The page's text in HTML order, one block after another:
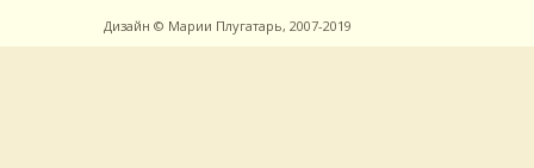
Дизайн © Марии Плугатарь, 2007-2019